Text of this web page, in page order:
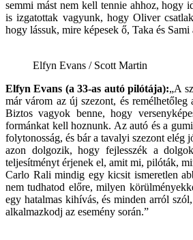
semmi mást nem kell tennie ahhoz, hogy
is izgatottak vagyunk, hogy Oliver
hogy lássuk, mire képesek ő, Taka és Sami
Elfyn Evans / Scott Martin
Elfyn Evans (a 33-as autó pilótája):„A
már várom az új szezont, és remélhetőleg
Biztos vagyok benne, hogy
formánkat kell hoznunk. Az autó és a
folytonosság, és bár a tavalyi szezont elég
azon dolgozik, hogy fejlesszék a
teljesítményt érjenek el, amit mi, pilóták,
Carlo Rali mindig egy kicsit ismeretlen
nem tudhatod előre, milyen
egy hatalmas kihívás, és minden arról
alkalmazkodj az esemény során.”